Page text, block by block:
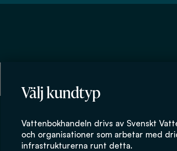
Välj kundtyp
Vattenbokhandeln drivs av Svenskt
och organisationer som arbetar med
infrastrukturerna runt detta.